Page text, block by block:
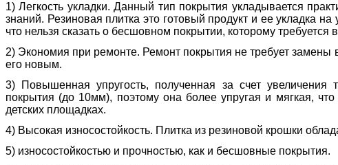
1) Легкость укладки. Данный тип покрытия укладывается
знаний. Резиновая плитка это готовый продукт и ее укладка
что нельзя сказать о бесшовном покрытии, которому
2) Экономия при ремонте. Ремонт покрытия не требует замены
его новым.
3) Повышенная упругость, полученная за счет
покрытия (до 10мм), поэтому она более упругая и мягкая,
детских площадках.
4) Высокая износостойкость. Плитка из резиновой крошки
5) износостойкостью и прочностью, как и бесшовные покрытия.